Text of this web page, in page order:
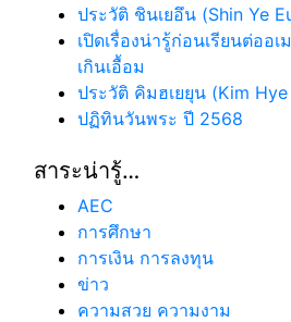
ประวัติ ชินเยอึน (Shin Ye
เปิดเรื่องน่ารู้ก่อนเรียนต่ออ
เกินเอื้อม
ประวัติ คิมฮเยยุน (Kim Hye
ปฏิทินวันพระ ปี 2568
สาระน่ารู้…
AEC
การศึกษา
การเงิน การลงทุน
ข่าว
ความสวย ความงาม